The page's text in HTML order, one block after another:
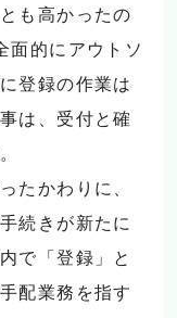
も高かったの
面的にアウトソ
登録の作業は
は、受付と確
たかわりに、
続きが新たに
で「登録」と
配業務を指す